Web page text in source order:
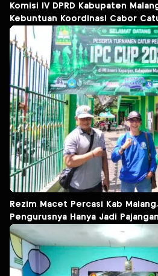
Komisi IV DPRD Kabupaten
Kebuntuan Koordinasi Cabor
Rezim Macet Percasi Kab
Pengurusnya Hanya Jadi